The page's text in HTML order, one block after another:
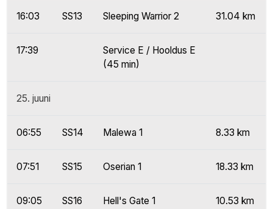
16:03 SS13 Sleeping Warrior 2 31.04 km
17:39
Service E / Hooldus E
(45 min)
25. juuni
06:55 SS14 Malewa 1 8.33 km
07:51 SS15 Oserian 1 18.33 km
09:05 SS16 Hell's Gate 1 10.53 km